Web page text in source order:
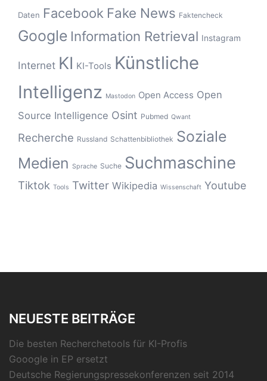
Daten Facebook Fake News Faktencheck
Google Information Retrieval Instagram
Internet KI KI-Tools Künstliche
Intelligenz Mastodon Open Access Open
Source Intelligence Osint Pubmed Qwant
Recherche Russland Schattenbibliothek Soziale
Medien Sprache Suche Suchmaschine
Tiktok Tools Twitter Wikipedia Wissenschaft Youtube
NEUESTE BEITRÄGE
Die besten Recherchetools für KI-Profis
Gooogle in EP ersetzt
Deutsche Regierungspressekonferenzen seit 2014